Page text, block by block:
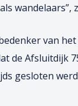
wandelaars”,
van
de
gesloten